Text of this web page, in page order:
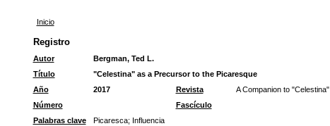
Inicio
Registro
Autor
Bergman, Ted L.
Título
"Celestina" as a Precursor to the Picaresque
Año
2017 Revista A Companion to "Celestina"
Número
Fascículo
Palabras clave
Picaresca; Influencia